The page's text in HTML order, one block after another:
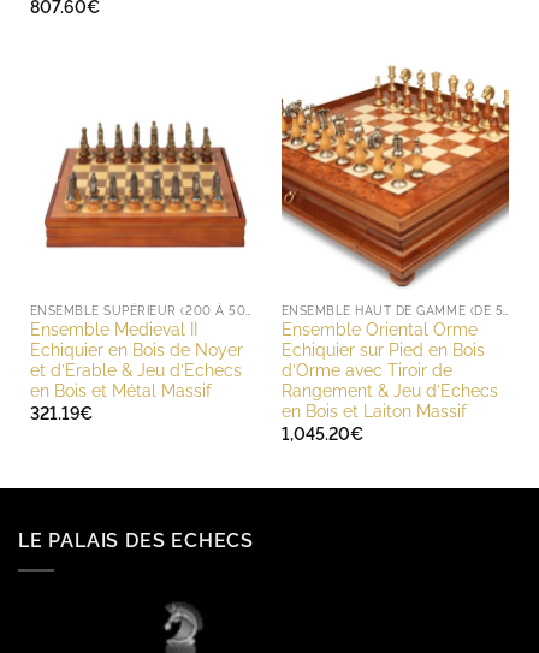
807.60€
Ensemble Medieval II
Echiquier en Bois de Noyer
et d’Erable & Jeu d’Echecs
en Bois et Métal Massif
321.19€
Ensemble Oriental Orme
Echiquier sur Pied en Bois
d’Orme avec Tiroir de
Rangement & Jeu d’Echecs
en Bois et Laiton Massif
1,045.20€
LE PALAIS DES ECHECS